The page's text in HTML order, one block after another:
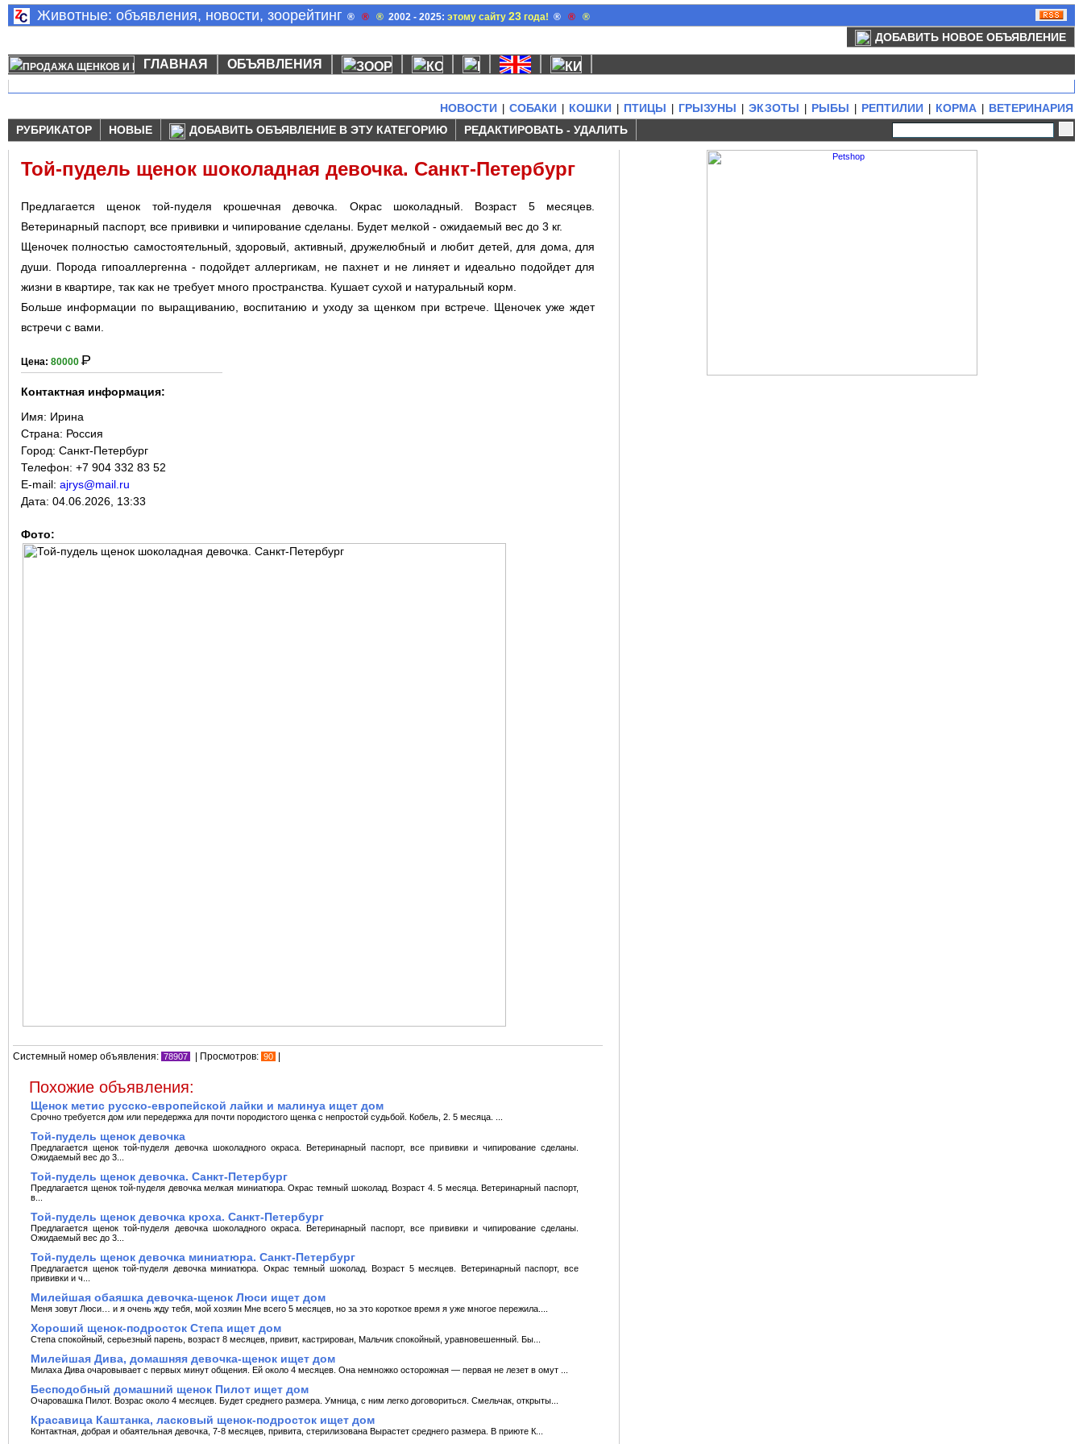
Животные: объявления, новости, зоорейтинг ® ® ® 2002 - 2025:этому сайту23 года! ® ® ®
ДОБАВИТЬ НОВОЕ ОБЪЯВЛЕНИЕ
ГЛАВНАЯ ОБЪЯВЛЕНИЯ
НОВОСТИ СОБАКИ КОШКИ ПТИЦЫ ГРЫЗУНЫ ЭКЗОТЫ РЫБЫ РЕПТИЛИИ КОРМА
ВЕТЕРИНАРИЯ
РУБРИКАТОР
НОВЫЕ ДОБАВИТЬ ОБЪЯВЛЕНИЕ В ЭТУ КАТЕГОРИЮ РЕДАКТИРОВАТЬ - УДАЛИТЬ
Той-пудель щенок шоколадная девочка. Санкт-Петербург
Предлагается щенок той-пуделя крошечная девочка. Окрас шоколадный. Возраст 5 месяцев.
Ветеринарный паспоpт, все прививки и чипирование сделаны. Будет мелкой - ожидаемый вес до 3 кг.
Щеночек полностью самостоятельный, здоровый, активный, дружелюбный и любит детей, для дома, для
души. Порода гипоаллергенна - подойдет аллергикам, не пахнет и не линяет и идеально подойдет для
жизни в кваpтиpе, так как не требует много пространства. Кушает сухой и натуральный корм.
Больше информации по выращиванию, воспитанию и уходу за щенком при встрече. Щеночек уже ждет
встречи с вами.
Цена: 80000 Р
Контактная информация:
Имя: Ирина
Страна: Россия
Город: Санкт-Петербург
Телефон: +7 904 332 83 52
E-mail: ajrys@mail.ru
Дата: 04.06.2026, 13:33
Фото:
Системный номер объявления: 78907 | Просмотров: 90 |
Похожие объявления:
Щенок метис русско-европейской лайки и малинуа ищет дом
Срочно требуется дом или передержка для почти породистого щенка с непростой судьбой. Кобель, 2. 5 месяца. ...
Той-пудель щенок девочка
Предлагается щенок той-пуделя девочка шоколадного окраса. Ветеринарный паспоpт, все прививки и чипирование сделаны.
Ожидаемый вес до 3...
Той-пудель щенок девочка. Санкт-Петербург
Предлагается щенок той-пуделя девочка мелкая миниатюра. Окрас темный шоколад. Возраст 4. 5 месяца. Ветеринарный паcпopт,
в...
Той-пудель щенок девочка кроха. Санкт-Петербург
Предлагается щенок той-пуделя девочка шоколадного окраса. Ветеринарный паспоpт, все прививки и чипирование сделаны.
Ожидаемый вес до 3...
Той-пудель щенок девочка миниатюра. Санкт-Петербург
Предлагается щенок той-пуделя девочка миниатюра. Окрас темный шоколад. Возраст 5 месяцев. Ветеринарный паcпopт, все
прививки и ч...
Милейшая обаяшка девочка-щенок Люси ищет дом
Меня зовут Люси… и я очень жду тебя, мой хозяин Мне всего 5 месяцев, но за это короткое время я уже многое пережила....
Хороший щенок-подросток Степа ищет дом
Степа спокойный, серьезный парень, возраст 8 месяцев, привит, кастрирован, Мальчик спокойный, уравновешенный. Бы...
Милейшая Дива, домашняя девочка-щенок ищет дом
Милаха Дива очаровывает с первых минут общения. Ей около 4 месяцев. Она немножко осторожная — первая не лезет в омут ...
Бесподобный домашний щенок Пилот ищет дом
Очаровашка Пилот. Возрас около 4 месяцев. Будет среднего размера. Умница, с ним легко договориться. Смельчак, открыты...
Красавица Каштанка, ласковый щенок-подросток ищет дом
Контактная, добрая и обаятельная девочка, 7-8 месяцев, привита, стерилизована Вырастет среднего размера. В приюте К...